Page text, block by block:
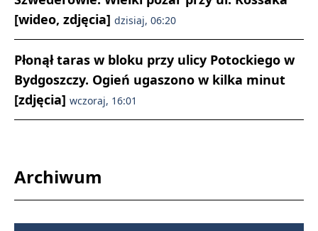
[wideo, zdjęcia] dzisiaj, 06:20
Płonął taras w bloku przy ulicy Potockiego w
Bydgoszczy. Ogień ugaszono w kilka minut
[zdjęcia] wczoraj, 16:01
Archiwum